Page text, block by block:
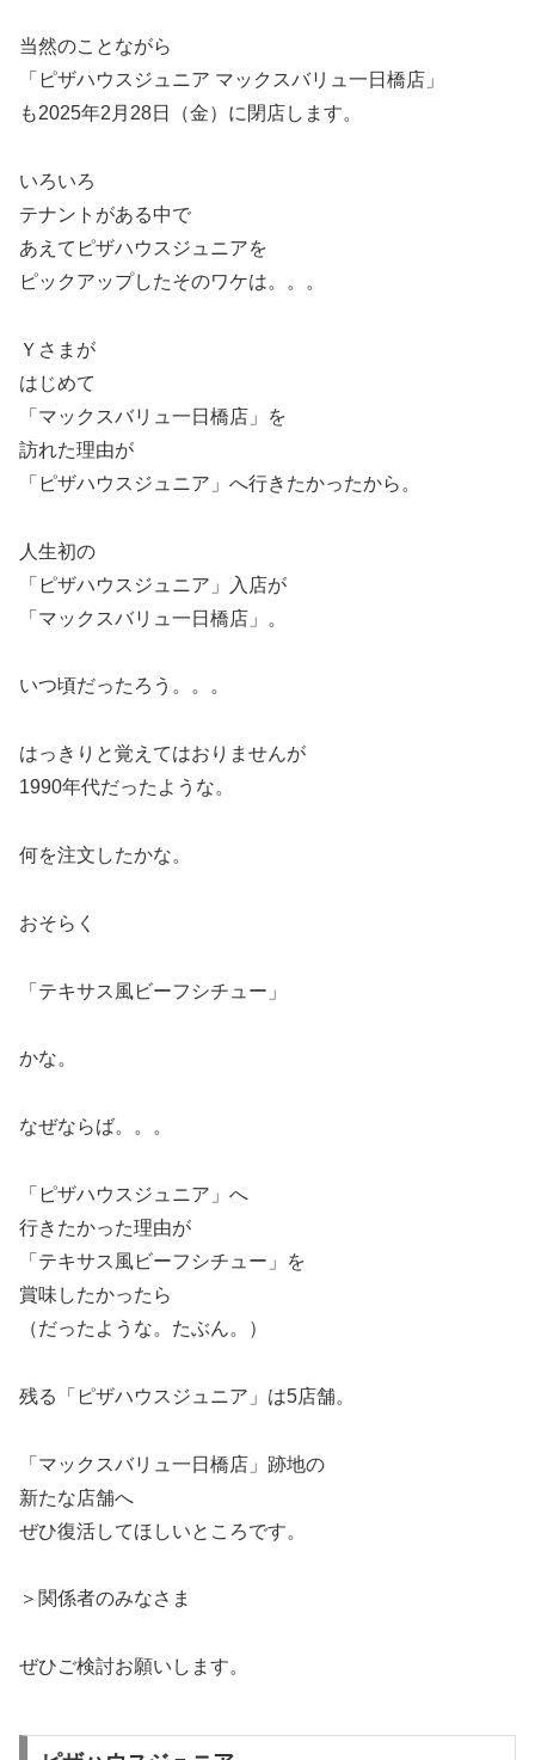
当然のことながら
「ピザハウスジュニア マックスバリュ一日橋店」
も2025年2月28日（金）に閉店します。
いろいろ
テナントがある中で
あえてピザハウスジュニアを
ピックアップしたそのワケは。。。
Ｙさまが
はじめて
「マックスバリュ一日橋店」を
訪れた理由が
「ピザハウスジュニア」へ行きたかったから。
人生初の
「ピザハウスジュニア」入店が
「マックスバリュ一日橋店」。
いつ頃だったろう。。。
はっきりと覚えてはおりませんが
1990年代だったような。
何を注文したかな。
おそらく
「テキサス風ビーフシチュー」
かな。
なぜならば。。。
「ピザハウスジュニア」へ
行きたかった理由が
「テキサス風ビーフシチュー」を
賞味したかったら
（だったような。たぶん。）
残る「ピザハウスジュニア」は5店舗。
「マックスバリュ一日橋店」跡地の
新たな店舗へ
ぜひ復活してほしいところです。
＞関係者のみなさま
ぜひご検討お願いします。